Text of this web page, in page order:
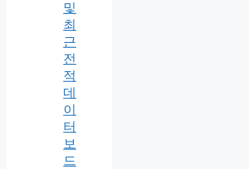
및
최
근
전
적
데
이
터
보
드